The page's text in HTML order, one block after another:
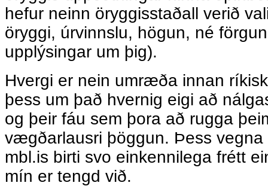
hefur neinn öryggisstaðall verið
öryggi, úrvinnslu, högun, né
upplýsingar um þig).
Hvergi er nein umræða innan
þess um það hvernig eigi að
og þeir fáu sem þora að rugga
vægðarlausri þöggun. Þess vegna
mbl.is birti svo einkennilega frétt
mín er tengd við.